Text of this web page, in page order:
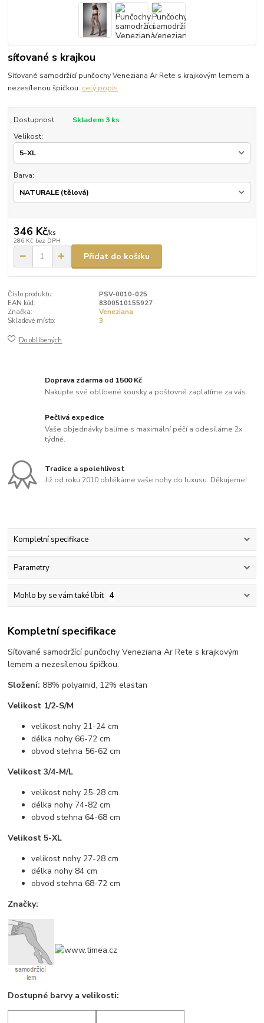
síťované s krajkou
Síťované samodržící punčochy Veneziana Ar Rete s krajkovým lemem a
nezesílenou špičkou. celý popis
Dostupnost
Skladem 3 ks
Velikost:
Barva:
346 Kč/ks
286 Kč bez DPH
Přidat do košíku
Číslo produktu:
PSV-0010-025
EAN kód:
8300510155927
Značka:
Veneziana
Skladové místo:
3
Do oblíbených
Doprava zdarma od 1500 Kč
Nakupte své oblíbené kousky a poštovné zaplatíme za vás.
Pečlivá expedice
Vaše objednávky balíme s maximální péčí a odesíláme 2x
týdně.
Tradice a spolehlivost
Již od roku 2010 oblékáme vaše nohy do luxusu. Děkujeme!
Kompletní specifikace
Parametry
Mohlo by se vám také líbit 4
Kompletní specifikace
Síťované samodržící punčochy Veneziana Ar Rete s krajkovým
lemem a nezesílenou špičkou.
Složení: 88% polyamid, 12% elastan
Velikost 1/2-S/M
velikost nohy 21-24 cm
délka nohy 66-72 cm
obvod stehna 56-62 cm
Velikost 3/4-M/L
velikost nohy 25-28 cm
délka nohy 74-82 cm
obvod stehna 64-68 cm
Velikost 5-XL
velikost nohy 27-28 cm
délka nohy 84 cm
obvod stehna 68-72 cm
Značky:
Dostupné barvy a velikosti: